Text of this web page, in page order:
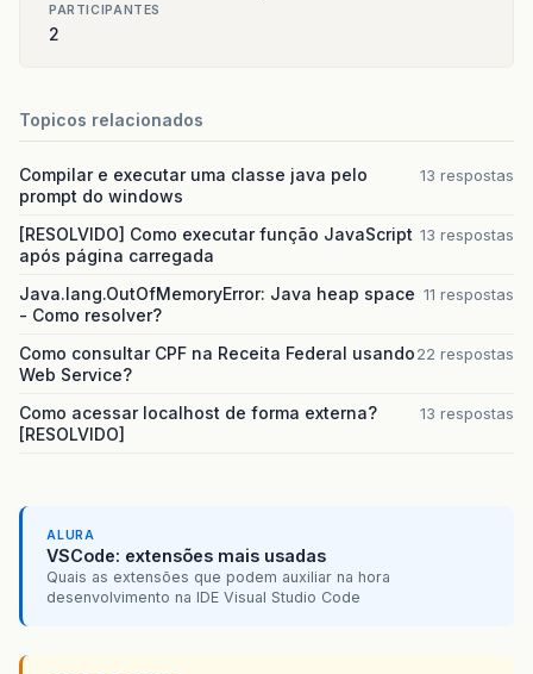
PARTICIPANTES
2
Topicos relacionados
Compilar e executar uma classe java pelo
prompt do windows
13 respostas
[RESOLVIDO] Como executar função JavaScript
após página carregada
13 respostas
Java.lang.OutOfMemoryError: Java heap space
- Como resolver?
11 respostas
Como consultar CPF na Receita Federal usando
Web Service?
22 respostas
Como acessar localhost de forma externa?
[RESOLVIDO]
13 respostas
ALURA
VSCode: extensões mais usadas
Quais as extensões que podem auxiliar na hora
desenvolvimento na IDE Visual Studio Code